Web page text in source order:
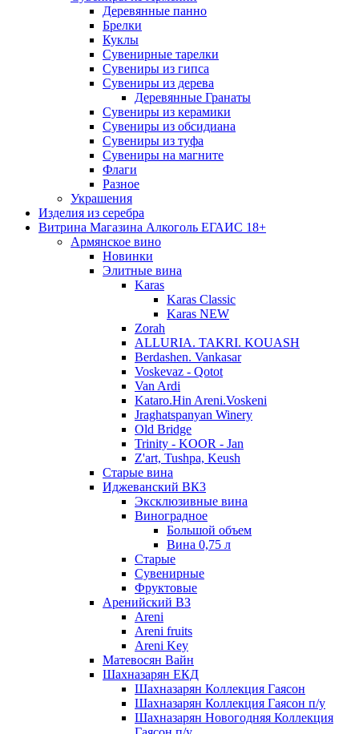
Деревянные панно
Брелки
Куклы
Сувенирные тарелки
Сувениры из гипса
Сувениры из дерева
Деревянные Гранаты
Сувениры из керамики
Сувениры из обсидиана
Сувениры из туфа
Сувениры на магните
Флаги
Разное
Украшения
Изделия из серебра
Витрина Магазина Алкоголь ЕГАИС 18+
Армянское вино
Новинки
Элитные вина
Karas
Karas Classic
Karas NEW
Zorah
ALLURIA. TAKRI. KOUASH
Berdashen. Vankasar
Voskevaz - Qotot
Van Ardi
Kataro.Hin Areni.Voskeni
Jraghatspanyan Winery
Old Bridge
Trinity - KOOR - Jan
Z'art, Tushpa, Keush
Старые вина
Иджеванский ВК3
Эксклюзивные вина
Виноградное
Большой объем
Вина 0,75 л
Старые
Сувенирные
Фруктовые
Аренийский ВЗ
Areni
Areni fruits
Areni Key
Матевосян Вайн
Шахназарян ЕКД
Шахназарян Коллекция Гаясон
Шахназарян Коллекция Гаясон п/у
Шахназарян Новогодняя Коллекция